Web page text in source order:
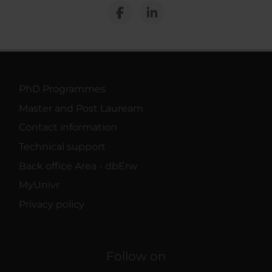
PhD Programmes
Master and Post Lauream
Contact information
Technical support
Back office Area - dbErw
MyUnivr
Privacy policy
Follow on